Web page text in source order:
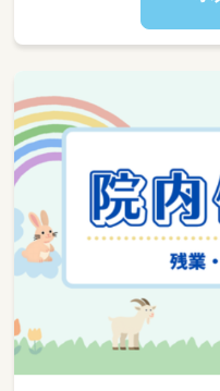
◆園内行事や
◆スタッフ間